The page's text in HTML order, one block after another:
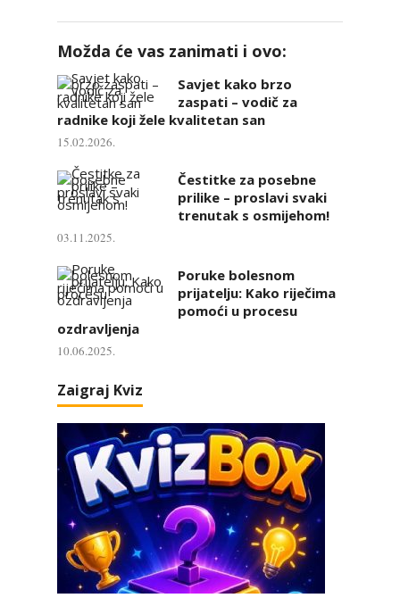
Možda će vas zanimati i ovo:
Savjet kako brzo
zaspati – vodič za
radnike koji žele kvalitetan san
15.02.2026.
Čestitke za posebne
prilike – proslavi svaki
trenutak s osmijehom!
03.11.2025.
Poruke bolesnom
prijatelju: Kako riječima
pomoći u procesu
ozdravljenja
10.06.2025.
Zaigraj Kviz